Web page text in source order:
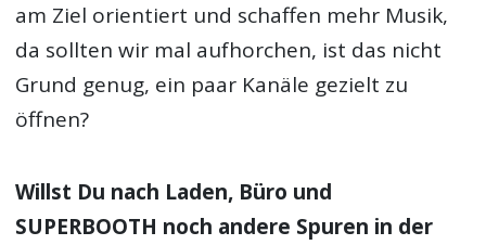
am Ziel orientiert und schaffen mehr Musik,
da sollten wir mal aufhorchen, ist das nicht
Grund genug, ein paar Kanäle gezielt zu
öffnen?
Willst Du nach Laden, Büro und
SUPERBOOTH noch andere Spuren in der